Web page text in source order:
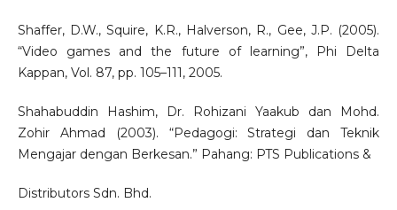
Shaffer, D.W., Squire, K.R., Halverson, R., Gee, J.P. (2005).
“Video games and the future of learning”, Phi Delta
Kappan, Vol. 87, pp. 105–111, 2005.
Shahabuddin Hashim, Dr. Rohizani Yaakub dan Mohd.
Zohir Ahmad (2003). “Pedagogi: Strategi dan Teknik
Mengajar dengan Berkesan.” Pahang: PTS Publications &
Distributors Sdn. Bhd.